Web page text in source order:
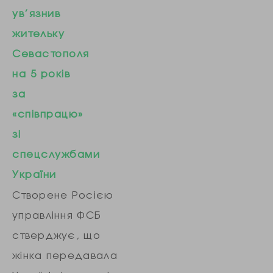
заводу ...
ув’язнив
жительку
Севастополя
на 5 років
за
«співпрацю»
зі
спецслужбами
України
Створене Росією
управління ФСБ
стверджує, що
жінка передавала